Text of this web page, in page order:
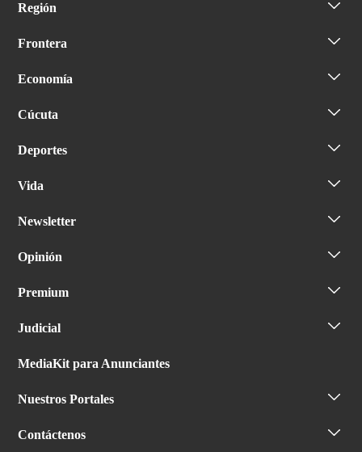
Región
Frontera
Economía
Cúcuta
Deportes
Vida
Newsletter
Opinión
Premium
Judicial
MediaKit para Anunciantes
Nuestros Portales
Contáctenos